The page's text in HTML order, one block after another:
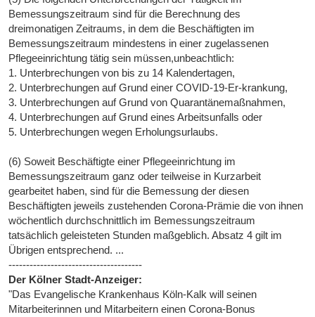
Bemessungszeitraum sind für die Berechnung des
dreimonatigen Zeitraums, in dem die Beschäftigten im
Bemessungszeitraum mindestens in einer zugelassenen
Pflegeeinrichtung tätig sein müssen,unbeachtlich:
1. Unterbrechungen von bis zu 14 Kalendertagen,
2. Unterbrechungen auf Grund einer COVID-19-Er-krankung,
3. Unterbrechungen auf Grund von Quarantänemaßnahmen,
4. Unterbrechungen auf Grund eines Arbeitsunfalls oder
5. Unterbrechungen wegen Erholungsurlaubs.
(6) Soweit Beschäftigte einer Pflegeeinrichtung im
Bemessungszeitraum ganz oder teilweise in Kurzarbeit
gearbeitet haben, sind für die Bemessung der diesen
Beschäftigten jeweils zustehenden Corona-Prämie die von ihnen
wöchentlich durchschnittlich im Bemessungszeitraum
tatsächlich geleisteten Stunden maßgeblich. Absatz 4 gilt im
Übrigen entsprechend. ...
--------------------------------------
Der Kölner Stadt-Anzeiger:
"Das Evangelische Krankenhaus Köln-Kalk will seinen
Mitarbeiterinnen und Mitarbeitern einen Corona-Bonus